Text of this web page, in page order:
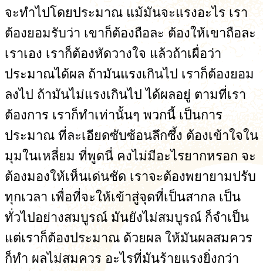
จะทำไปโดยประมาณ แม้มันจะแรงอะไร เรา
ต้องยอมรับว่า เขาก็ต้องถือละ ต้องให้เขาถือละ
เราเอง เราก็ต้องหัดวางใจ แล้วถ้าเผื่อว่า
ประมาณได้ผล ถ้ามันแรงเกินไป เราก็ต้องยอม
ลงไป ถ้ามันไม่แรงเกินไป ได้ผลอยู่ ตามที่เรา
ต้องการ เราก็ทำเท่านั้นๆ พวกนี้ เป็นการ
ประมาณ ที่ละเอียดซับซ้อนลึกซึ้ง ต้องเข้าใจใน
มุมในเหลี่ยม ที่พูดนี่ คงไม่มีอะไรยากหรอก จะ
ต้องมองให้เห็นเด่นชัด เราจะต้องพยายามปรับ
ทุกเวลา เพื่อที่จะให้เข้าสู่จุดที่เป็นสากล เป็น
ทั่วไปอย่างสมบูรณ์ มันยังไม่สมบูรณ์ ก็จำเป็น
แต่เราก็ต้องประมาณ ด้วยผล ให้มันผลสมควร
ก็ทำ ผลไม่สมควร อะไรที่มันร้ายแรงยิ่งกว่า